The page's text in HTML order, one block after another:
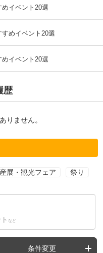
イベント20選
めイベント20選
イベント20選
歴
りません。
展・観光フェア 祭り
など
条件変更